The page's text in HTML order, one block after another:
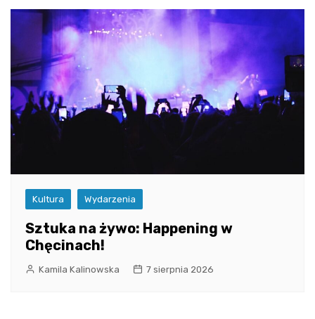
Kultura Wydarzenia
Sztuka na żywo: Happening w
Chęcinach!
Kamila Kalinowska 7 sierpnia 2026